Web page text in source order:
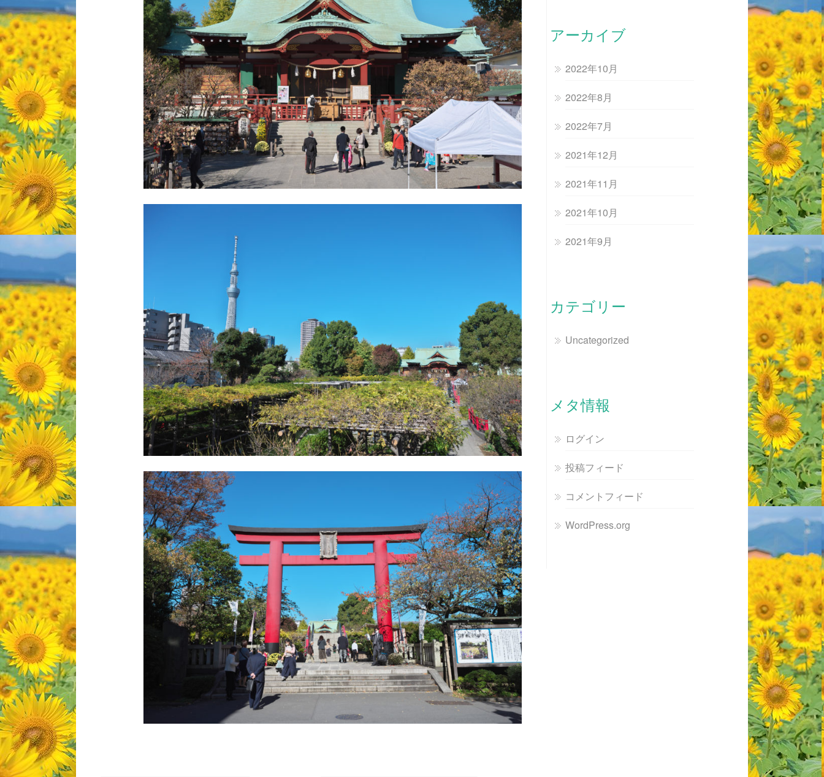
アーカイブ
2022年10月
2022年8月
2022年7月
2021年12月
2021年11月
2021年10月
2021年9月
カテゴリー
Uncategorized
メタ情報
ログイン
投稿フィード
コメントフィード
WordPress.org